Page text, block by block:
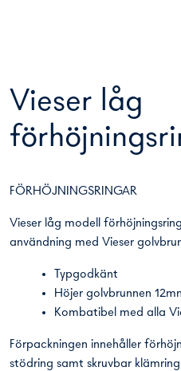
Vieser låg
FÖRHÖJNINGSRINGAR
Vieser låg modell
användning med Vieser
Typgodkänt
Höjer golvbrunnen
Kombatibel med alla
Förpackningen innehåller
stödring samt skruvbar